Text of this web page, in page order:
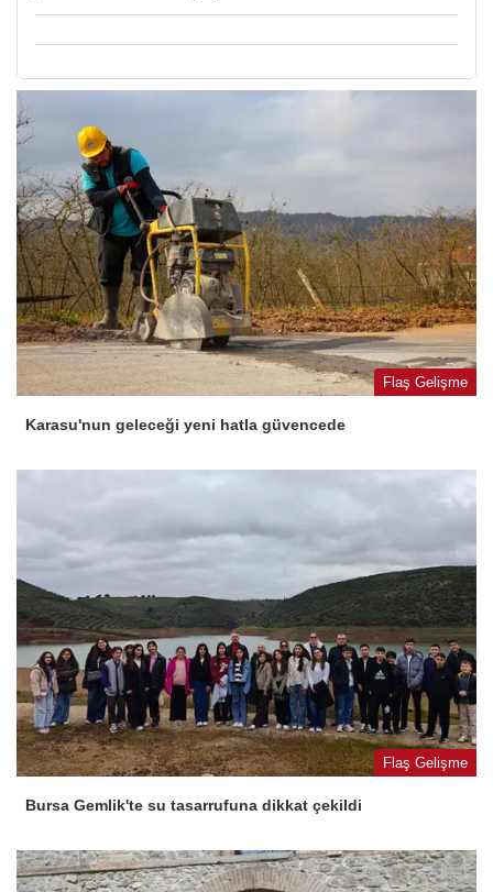
Flaş Gelişme
Karasu'nun geleceği yeni hatla güvencede
Flaş Gelişme
Bursa Gemlik'te su tasarrufuna dikkat çekildi